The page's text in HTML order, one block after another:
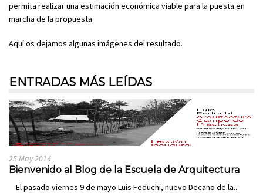
permita realizar una estimación económica viable para la puesta en
marcha de la propuesta.
Aquí os dejamos algunas imágenes del resultado.
ENTRADAS MÁS LEÍDAS
25 May 2014
Bienvenido al Blog de la Escuela de Arquitectura
El pasado viernes 9 de mayo Luis Feduchi, nuevo Decano de la...